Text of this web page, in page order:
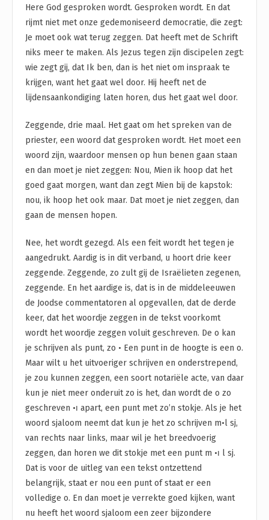
Here God gesproken wordt. Gesproken wordt. En dat
rijmt niet met onze gedemoniseerd democratie, die zegt:
Je moet ook wat terug zeggen. Dat heeft met de Schrift
niks meer te maken. Als Jezus tegen zijn discipelen zegt:
wie zegt gij, dat Ik ben, dan is het niet om inspraak te
krijgen, want het gaat wel door. Hij heeft net de
lijdensaankondiging laten horen, dus het gaat wel door.
Zeggende, drie maal. Het gaat om het spreken van de
priester, een woord dat gesproken wordt. Het moet een
woord zijn, waardoor mensen op hun benen gaan staan
en dan moet je niet zeggen: Nou, Mien ik hoop dat het
goed gaat morgen, want dan zegt Mien bij de kapstok:
nou, ik hoop het ook maar. Dat moet je niet zeggen, dan
gaan de mensen hopen.
Nee, het wordt gezegd. Als een feit wordt het tegen je
aangedrukt. Aardig is in dit verband, u hoort drie keer
zeggende. Zeggende, zo zult gij de Israëlieten zegenen,
zeggende. En het aardige is, dat is in de middeleeuwen
de Joodse commentatoren al opgevallen, dat de derde
keer, dat het woordje zeggen in de tekst voorkomt
wordt het woordje zeggen voluit geschreven. De o kan
je schrijven als punt, zo • Een punt in de hoogte is een o.
Maar wilt u het uitvoeriger schrijven en onderstrepend,
je zou kunnen zeggen, een soort notariële acte, van daar
kun je niet meer onderuit zo is het, dan wordt de o zo
geschreven •ו apart, een punt met zo’n stokje. Als je het
woord sjaloom neemt dat kun je het zo schrijven m•l sj,
van rechts naar links, maar wil je het breedvoerig
zeggen, dan horen we dit stokje met een punt m •ו l sj.
Dat is voor de uitleg van een tekst ontzettend
belangrijk, staat er nou een punt of staat er een
volledige o. En dan moet je verrekte goed kijken, want
nu heeft het woord sjaloom een zeer bijzondere